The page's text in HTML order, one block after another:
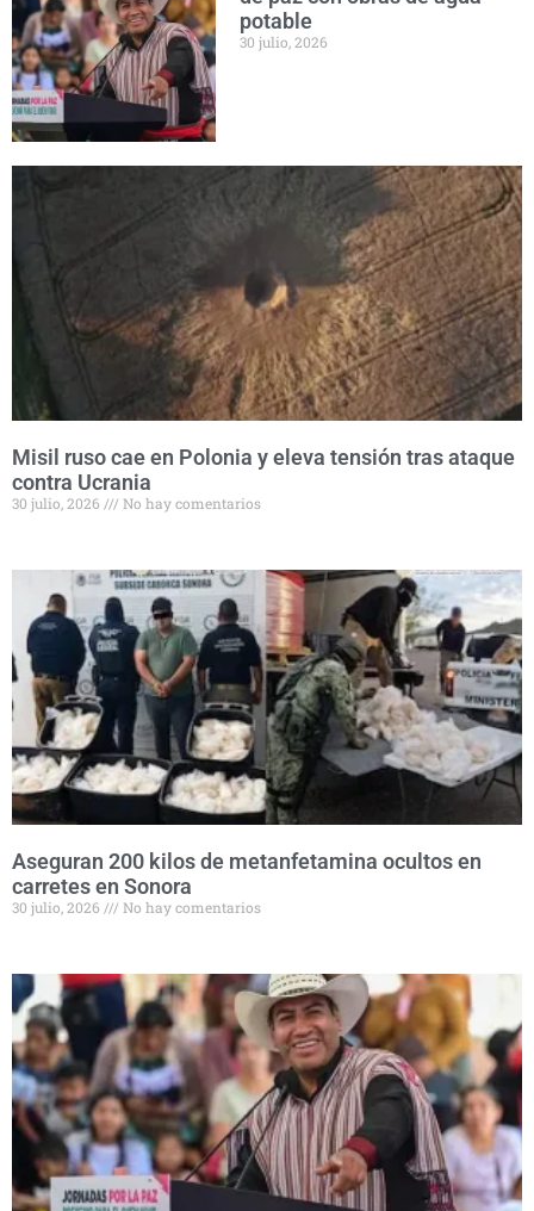
potable
30 julio, 2026
Misil ruso cae en Polonia y eleva tensión tras ataque
contra Ucrania
30 julio, 2026 No hay comentarios
Aseguran 200 kilos de metanfetamina ocultos en
carretes en Sonora
30 julio, 2026 No hay comentarios